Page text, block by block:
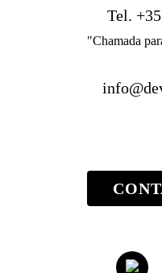
Tel.
"Chamada